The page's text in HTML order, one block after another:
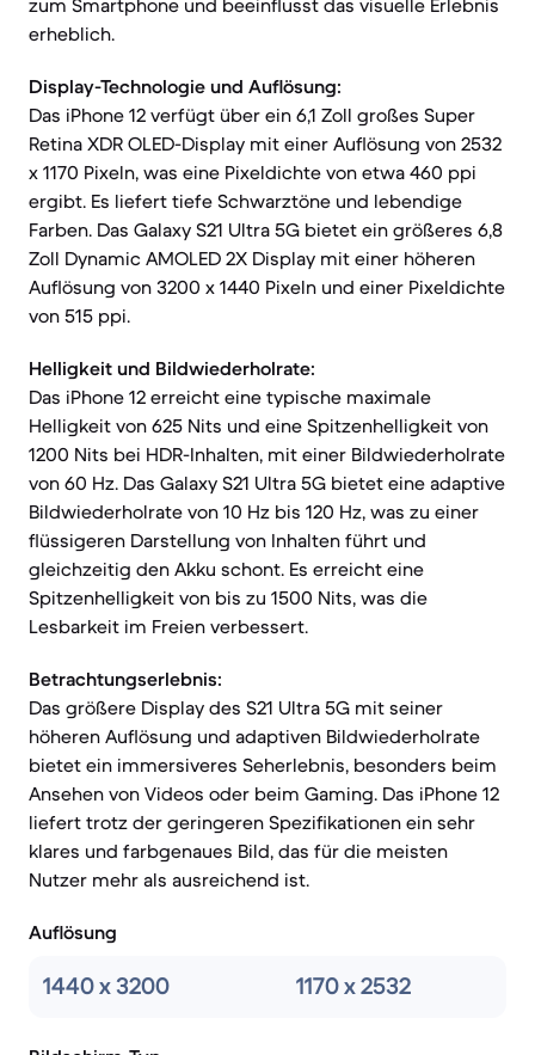
zum Smartphone und beeinflusst das visuelle Erlebnis
erheblich.
Display-Technologie und Auflösung:
Das iPhone 12 verfügt über ein 6,1 Zoll großes Super
Retina XDR OLED-Display mit einer Auflösung von 2532
x 1170 Pixeln, was eine Pixeldichte von etwa 460 ppi
ergibt. Es liefert tiefe Schwarztöne und lebendige
Farben. Das Galaxy S21 Ultra 5G bietet ein größeres 6,8
Zoll Dynamic AMOLED 2X Display mit einer höheren
Auflösung von 3200 x 1440 Pixeln und einer Pixeldichte
von 515 ppi.
Helligkeit und Bildwiederholrate:
Das iPhone 12 erreicht eine typische maximale
Helligkeit von 625 Nits und eine Spitzenhelligkeit von
1200 Nits bei HDR-Inhalten, mit einer Bildwiederholrate
von 60 Hz. Das Galaxy S21 Ultra 5G bietet eine adaptive
Bildwiederholrate von 10 Hz bis 120 Hz, was zu einer
flüssigeren Darstellung von Inhalten führt und
gleichzeitig den Akku schont. Es erreicht eine
Spitzenhelligkeit von bis zu 1500 Nits, was die
Lesbarkeit im Freien verbessert.
Betrachtungserlebnis:
Das größere Display des S21 Ultra 5G mit seiner
höheren Auflösung und adaptiven Bildwiederholrate
bietet ein immersiveres Seherlebnis, besonders beim
Ansehen von Videos oder beim Gaming. Das iPhone 12
liefert trotz der geringeren Spezifikationen ein sehr
klares und farbgenaues Bild, das für die meisten
Nutzer mehr als ausreichend ist.
Auflösung
1440 x 3200 1170 x 2532